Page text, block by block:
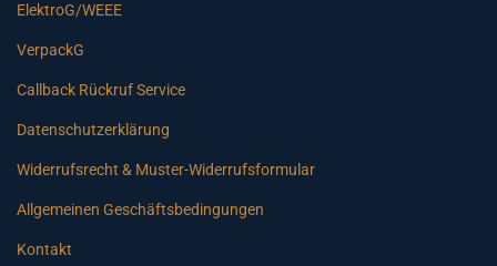
ElektroG/WEEE
VerpackG
Callback Rückruf Service
Datenschutzerklärung
Widerrufsrecht & Muster-Widerrufsformular
Allgemeinen Geschäftsbedingungen
Kontakt